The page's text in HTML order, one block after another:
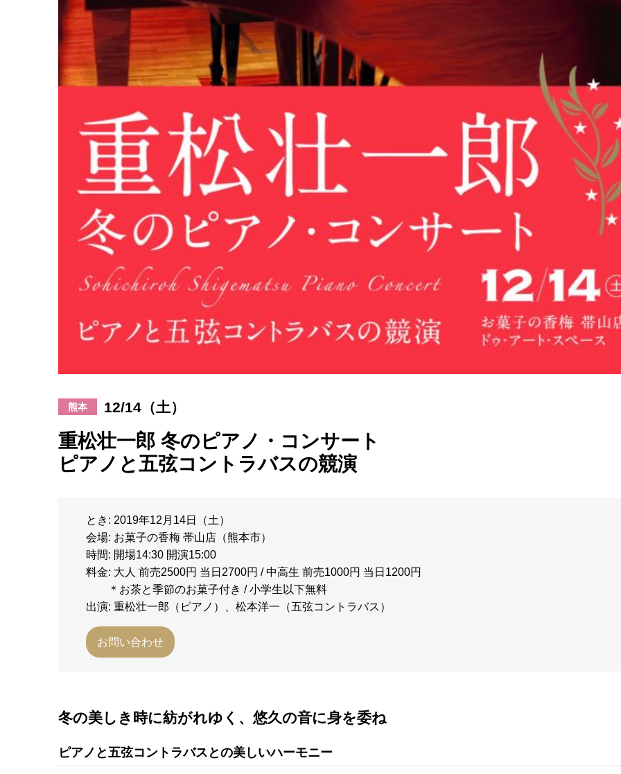
熊本 12/14（土）
重松壮一郎 冬のピアノ・コンサート
ピアノと五弦コントラバスの競演
とき: 2019年12月14日（土）
会場: お菓子の香梅 帯山店（熊本市）
時間: 開場14:30 開演15:00
料金: 大人 前売2500円 当日2700円 / 中高生 前売1000円 当日1200円
＊お茶と季節のお菓子付き / 小学生以下無料
出演: 重松壮一郎（ピアノ）、松本洋一（五弦コントラバス）
お問い合わせ
冬の美しき時に紡がれゆく、悠久の音に身を委ね
ピアノと五弦コントラバスとの美しいハーモニー